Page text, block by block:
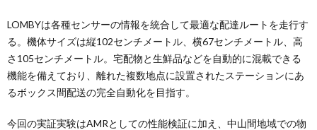
LOMBYは各種センサーの情報を統合して最適な配達ルートを走行す
る。機体サイズは縦102センチメートル、横67センチメートル、高
さ105センチメートル。宅配物と生鮮品などを自動的に混載できる
機能を備えており、離れた複数地点に設置されたステーションにあ
るボックス間配送の完全自動化を目指す。
今回の実証実験はAMRとしての性能検証に加え、中山間地域での物